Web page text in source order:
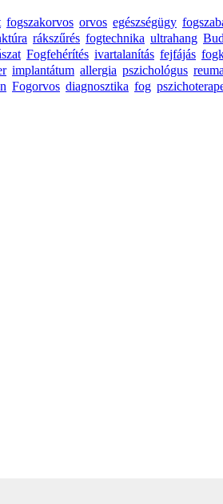
fogszakorvos orvos egészségügy
rákszűrés fogtechnika ultrahang
Fogfehérítés ivartalanítás fejfájás
implantátum allergia pszichológus
Fogorvos diagnosztika fog